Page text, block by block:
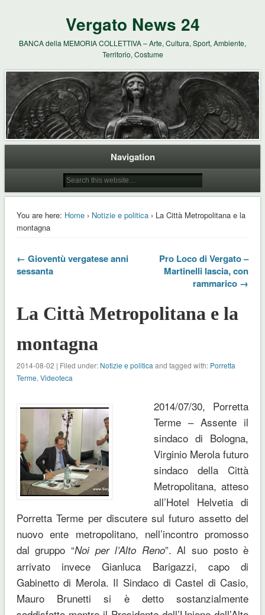
Vergato News 24
BANCA della MEMORIA COLLETTIVA – Arte, Cultura, Sport, Ambiente,
Territorio, Costume
Navigation
You are here: Home› Notizie e politica› La Città Metropolitana e la
montagna
← Gioventù vergatese anni
sessanta
Pro Loco di Vergato –
Martinelli lascia, con
rammarico →
La Città Metropolitana e la
montagna
2014-08-02 | Filed under: Notizie e politica and tagged with: Porretta
Terme, Videoteca
2014/07/30, Porretta
Terme – Assente il
sindaco di Bologna,
Virginio Merola futuro
sindaco della Città
Metropolitana, atteso
all’Hotel Helvetia di
Porretta Terme per discutere sul futuro assetto del
nuovo ente metropolitano, nell’incontro promosso
dal gruppo “Noi per l’Alto Reno”. Al suo posto è
arrivato invece Gianluca Barigazzi, capo di
Gabinetto di Merola. Il Sindaco di Castel di Casio,
Mauro Brunetti si è detto sostanzialmente